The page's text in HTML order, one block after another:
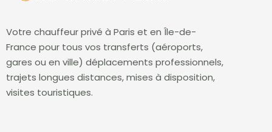
Votre chauffeur privé à Paris et en Île-de-
France pour tous vos transferts (aéroports,
gares ou en ville) déplacements professionnels,
trajets longues distances, mises à disposition,
visites touristiques.